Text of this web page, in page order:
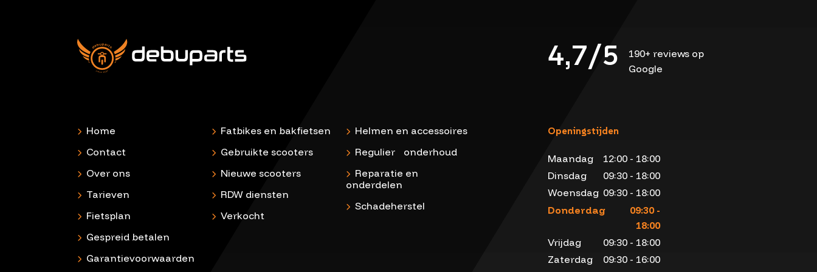
4,7/5
190+ reviews op
Google
Home
Contact
Over ons
Tarieven
Fietsplan
Gespreid betalen
Garantievoorwaarden
Fatbikes en bakfietsen
Gebruikte scooters
Nieuwe scooters
RDW diensten
Verkocht
Helmen en accessoires
Regulier onderhoud
Reparatie en
onderdelen
Schadeherstel
Openingstijden
Maandag
12:00 - 18:00
Dinsdag
09:30 - 18:00
Woensdag 09:30 - 18:00
Donderdag
09:30 -
18:00
Vrijdag
09:30 - 18:00
Zaterdag
09:30 - 16:00